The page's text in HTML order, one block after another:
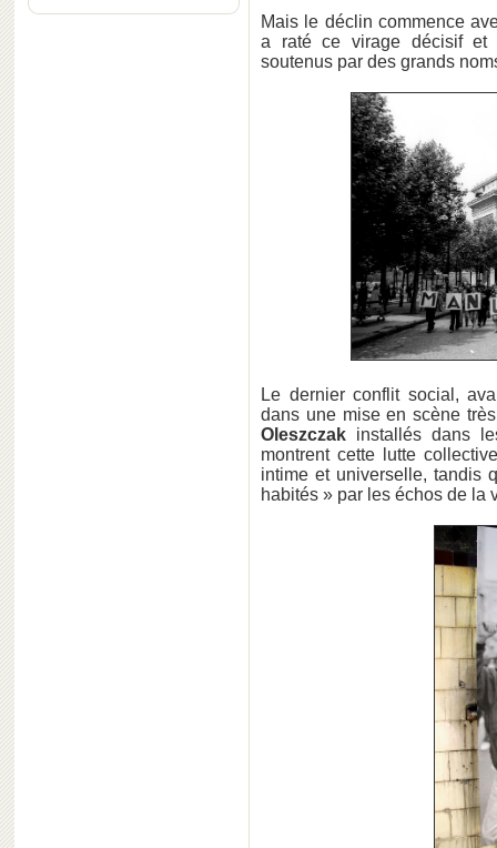
Mais le déclin commence
a raté ce virage décisif et
soutenus par des grands
Le dernier conflit social,
dans une mise en scène
Oleszczak installés dans
montrent cette lutte
intime et universelle, tandis
habités » par les échos de la